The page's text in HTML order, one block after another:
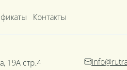
Контакты
19А стр.4